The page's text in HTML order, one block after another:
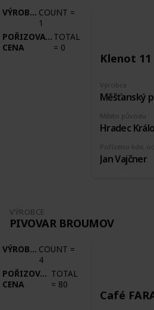
VÝROBCE COUNT =
1
POŘIZOVACÍ
CENA
TOTAL
= 0
Klenot 11
Výrobce
Pořízeno kde,
Jan Vajčner
Město původu
Hradec
VÝROBCE
PIVOVAR BROUMOV
VÝROBCE COUNT =
4
POŘIZOVACÍ
CENA
TOTAL
= 80
Café